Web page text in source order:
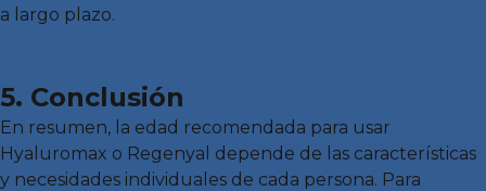
a largo plazo.
5. Conclusión
En resumen, la edad recomendada para usar
Hyaluromax o Regenyal depende de las características
y necesidades individuales de cada persona. Para